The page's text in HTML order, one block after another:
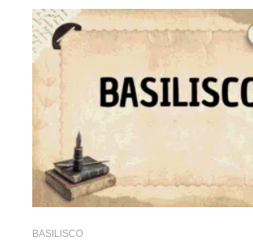
BASILISCO